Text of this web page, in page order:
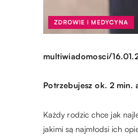
ZDROWIE I MEDYCYNA
multiwiadomosci/
Potrzebujesz ok. 2 min.
Każdy rodzic chce jak
jakimi są najmłodsi ich